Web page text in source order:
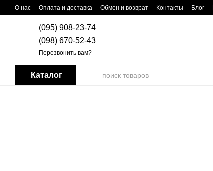
Перейти к основному контенту
О нас Оплата и доставка Обмен и возврат Контакты Блог
(095) 908-23-74
(098) 670-52-43
Перезвонить вам?
Каталог